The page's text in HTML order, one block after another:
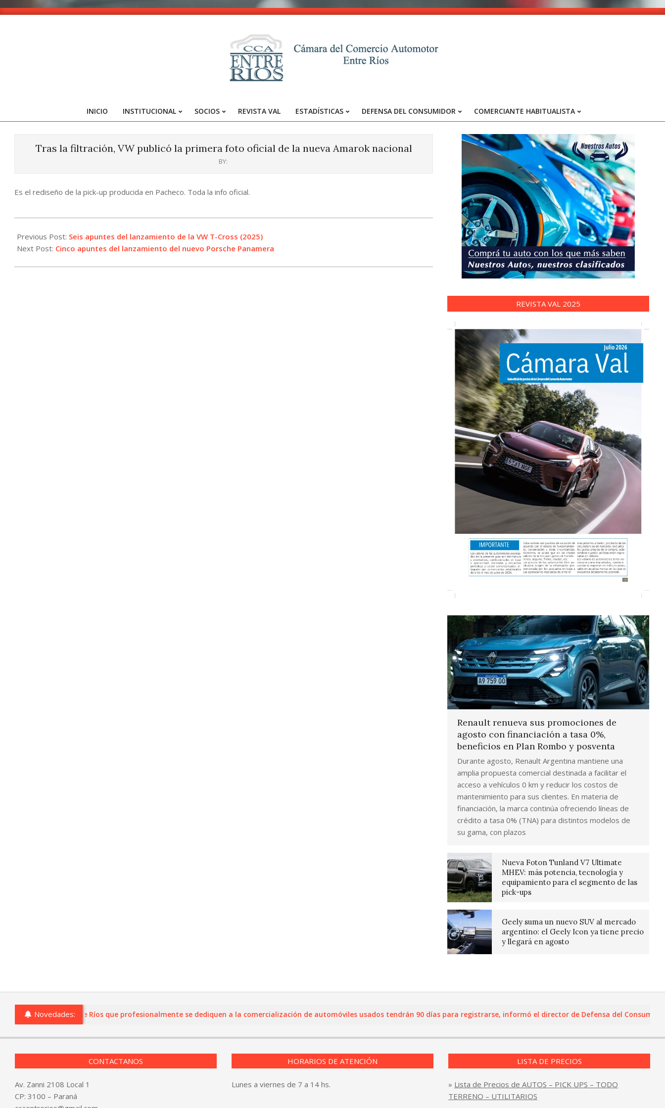
Skip
-
Entre
Primary
INICIO INSTITUCIONAL SOCIOS REVISTA VAL ESTADÍSTICAS DEFENSA DEL CONSUMIDOR COMERCIANTE HABITUALISTA
Tras la filtración, VW publicó la primera foto oficial de la nueva Amarok nacional
BY:
Es el rediseño de la pick-up producida en Pacheco. Toda la info oficial.
07-
04
Previous Post: Seis apuntes del lanzamiento de la VW T-Cross (2025)
Next Post: Cinco apuntes del lanzamiento del nuevo Porsche Panamera
REVISTA VAL 2025
Renault renueva sus promociones de
agosto con financiación a tasa 0%,
beneficios en Plan Rombo y posventa
Durante agosto, Renault Argentina mantiene una
amplia propuesta comercial destinada a facilitar el
acceso a vehículos 0 km y reducir los costos de
mantenimiento para sus clientes. En materia de
financiación, la marca continúa ofreciendo líneas de
crédito a tasa 0% (TNA) para distintos modelos de
su gama, con plazos
Nueva Foton Tunland V7 Ultimate
MHEV: más potencia, tecnología y
equipamiento para el segmento de las
pick-ups
Geely suma un nuevo SUV al mercado
argentino: el Geely Icon ya tiene precio
y llegará en agosto
Novedades:
comercios de Entre Ríos que profesionalmente se dediquen a la comercialización de automóviles usados tendrán 90 días para registrarse, informó el director de Defensa del Consumidor y
CONTACTANOS
Av. Zanni 2108 Local 1
CP: 3100 – Paraná
HORARIOS DE ATENCIÓN
Lunes a viernes de 7 a 14 hs.
LISTA DE PRECIOS
» Lista de Precios de AUTOS – PICK UPS – TODO
TERRENO – UTILITARIOS